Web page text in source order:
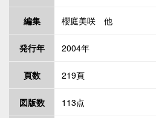
編集 櫻庭美咲 他
発行年 2004年
頁数 219頁
図版数 113点